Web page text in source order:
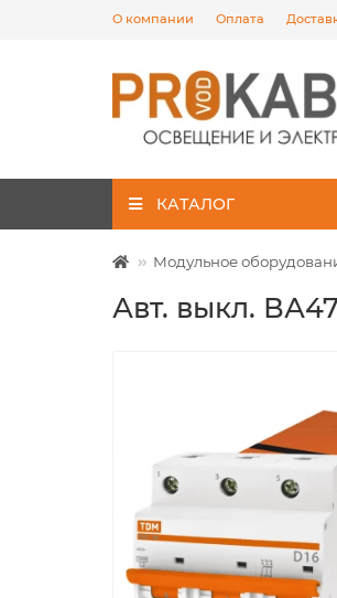
О компании Оплата
КАТАЛОГ
Модульное
Авт. выкл.